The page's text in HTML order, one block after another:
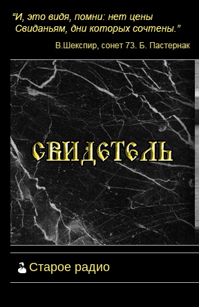
Старое радио